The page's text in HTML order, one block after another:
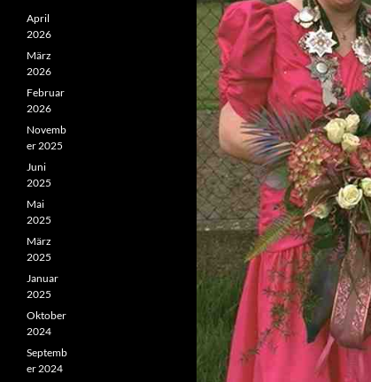
April
2026
März
2026
Februar
2026
Novemb
er 2025
Juni
2025
Mai
2025
März
2025
Januar
2025
Oktober
2024
Septemb
er 2024